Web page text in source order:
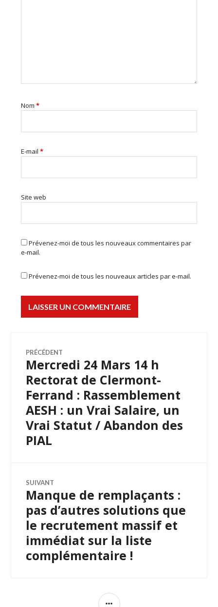
Nom *
E-mail *
Site web
Prévenez-moi de tous les nouveaux commentaires par
e-mail.
Prévenez-moi de tous les nouveaux articles par e-mail.
Navigation
de
l’article
PRÉCÉDENT
Article
précédent :
Mercredi 24 Mars 14 h
Rectorat de Clermont-
Ferrand : Rassemblement
AESH : un Vrai Salaire, un
Vrai Statut / Abandon des
PIAL
SUIVANT
Article
Manque de remplaçants :
pas d’autres solutions que
le recrutement massif et
immédiat sur la liste
complémentaire !
COLONNE